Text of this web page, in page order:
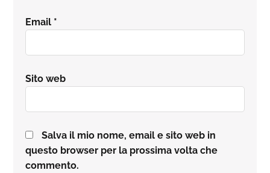
Email *
Sito web
Salva il mio nome, email e sito web in
questo browser per la prossima volta che
commento.